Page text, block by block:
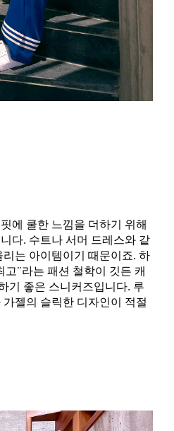
에 쿨한 느낌을 더하기 위해
다. 수트나 서머 드레스와 같
는 아이템이기 때문이죠. 하
고"라는 패션 철학이 깃든 캐
기 좋은 스니커즈입니다. 루
젤의 슬릭한 디자인이 적절